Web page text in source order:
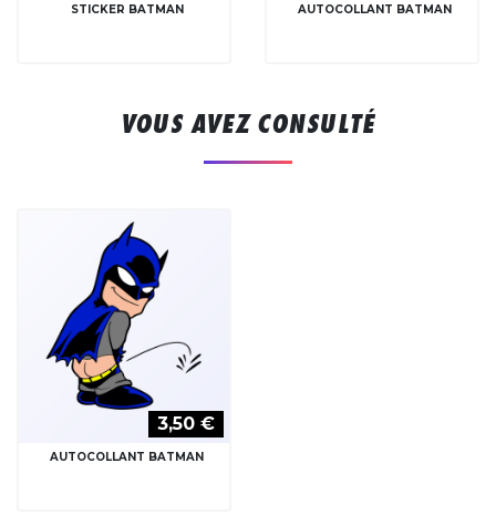
STICKER BATMAN AUTOCOLLANT BATMAN
VOUS AVEZ CONSULTÉ
3,50 €
AUTOCOLLANT BATMAN